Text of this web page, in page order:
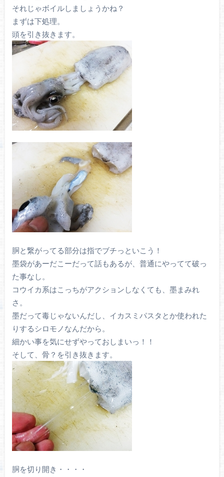
それじゃボイルしましょうかね？
まずは下処理。
頭を引き抜きます。
胴と繋がってる部分は指でブチっといこう！
墨袋があーだこーだって話もあるが、普通にやってて破っ
た事なし。
コウイカ系はこっちがアクションしなくても、墨まみれ
さ。
墨だって毒じゃないんだし、イカスミパスタとか使われた
りするシロモノなんだから。
細かい事を気にせずやっておしまいっ！！
そして、骨？を引き抜きます。
胴を切り開き・・・・